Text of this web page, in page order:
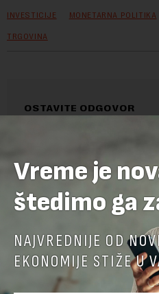
INVESTICIJE MONETARNA POLITIKA
TRGOVINA
OSTAVITE ODGOVOR
Pre slanja komentara, molimo
pravilima komentarisanja i
Vreme je
štedimo ga
NAJVREDNIJE OD
EKONOMIJE STIŽE U